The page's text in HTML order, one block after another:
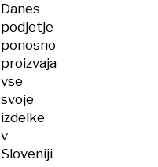
Danes
podjetje
ponosno
proizvaja
vse
svoje
izdelke
v
Sloveniji